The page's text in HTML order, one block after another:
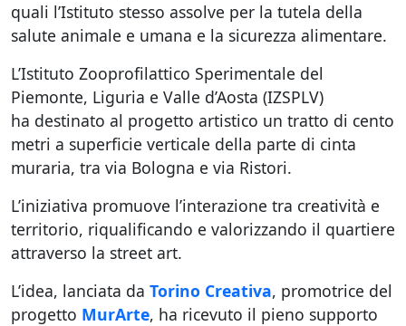
quali l’Istituto stesso assolve per la tutela della
salute animale e umana e la sicurezza alimentare.
L’Istituto Zooprofilattico Sperimentale del
Piemonte, Liguria e Valle d’Aosta (IZSPLV)
ha destinato al progetto artistico un tratto di cento
metri a superficie verticale della parte di cinta
muraria, tra via Bologna e via Ristori.
L’iniziativa promuove l’interazione tra creatività e
territorio, riqualificando e valorizzando il quartiere
attraverso la street art.
L’idea, lanciata da Torino Creativa, promotrice del
progetto MurArte, ha ricevuto il pieno supporto